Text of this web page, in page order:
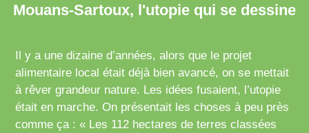
Mouans-Sartoux, l'utopie qui se dessine
Il y a une dizaine d’années, alors que le projet
alimentaire local était déjà bien avancé, on se mettait
à rêver grandeur nature. Les idées fusaient, l’utopie
était en marche. On présentait les choses à peu près
comme ça : « Les 112 hectares de terres classées